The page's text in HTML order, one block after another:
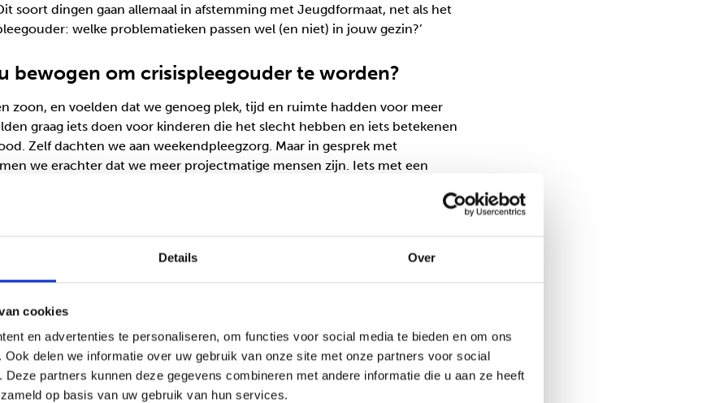
Details Over
cookies
en advertenties te personaliseren, om functies voor social media te bieden en om ons
delen we informatie over uw gebruik van onze site met onze partners voor social
Deze partners kunnen deze gegevens combineren met andere informatie die u aan ze heeft
op basis van uw gebruik van hun services.
soort dingen gaan allemaal in afstemming met Jeugdformaat, net als het
welke problematieken passen wel (en niet) in jouw gezin?’
bewogen om crisispleegouder te worden?
zoon, en voelden dat we genoeg plek, tijd en ruimte hadden voor meer
graag iets doen voor kinderen die het slecht hebben en iets betekenen
Zelf dachten we aan weekendpleegzorg. Maar in gesprek met
we erachter dat we meer projectmatige mensen zijn. Iets met een
ruimte en kalmte die je een kind kan bieden in zo’n rotsituatie. Om een
uur bij je op de stoep staat, een zachte landing te geven. Een kind komt uit
je hoeft niet bang te zijn. Lastig vind ik om te zien hoe beschadigd de
vaak meerdere problematieken. Gelukkig wordt je daar goed bij
vanuit Jeugdformaat. En het omgaan met de ouders, dat vind ik ook een
natuurlijk wel een heel belangrijk aspect.’